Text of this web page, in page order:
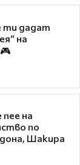
ти дадат
на
на
по
Шакира